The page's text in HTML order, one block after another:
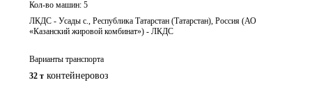
Кол-во машин: 5
ЛКДС - Усады с., Республика Татарстан (Татарстан), Россия (АО
«Казанский жировой комбинат») - ЛКДС
Варианты транспорта
32 т контейнеровоз